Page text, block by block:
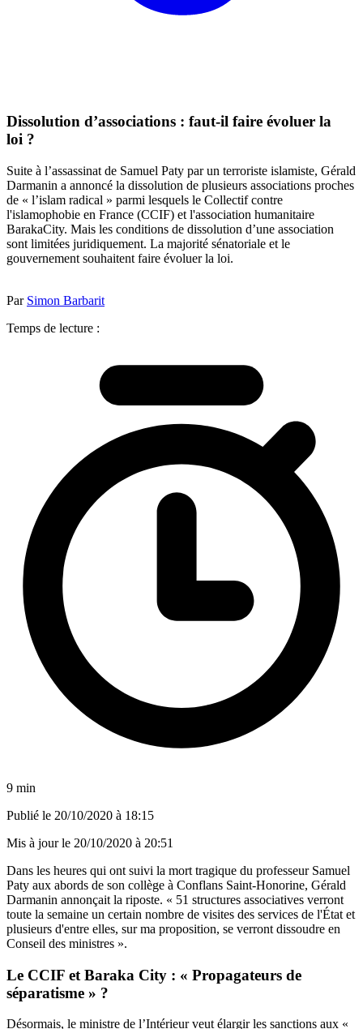
Dissolution d’associations : faut-il faire évoluer la
loi ?
Suite à l’assassinat de Samuel Paty par un terroriste islamiste, Gérald
Darmanin a annoncé la dissolution de plusieurs associations proches
de « l’islam radical » parmi lesquels le Collectif contre
l'islamophobie en France (CCIF) et l'association humanitaire
BarakaCity. Mais les conditions de dissolution d’une association
sont limitées juridiquement. La majorité sénatoriale et le
gouvernement souhaitent faire évoluer la loi.
Par Simon Barbarit
Temps de lecture :
9 min
Publié le 20/10/2020 à 18:15
Mis à jour le 20/10/2020 à 20:51
Dans les heures qui ont suivi la mort tragique du professeur Samuel
Paty aux abords de son collège à Conflans Saint-Honorine, Gérald
Darmanin annonçait la riposte. « 51 structures associatives verront
toute la semaine un certain nombre de visites des services de l'État et
plusieurs d'entre elles, sur ma proposition, se verront dissoudre en
Conseil des ministres ».
Le CCIF et Baraka City : « Propagateurs de
séparatisme » ?
Désormais, le ministre de l’Intérieur veut élargir les sanctions aux «